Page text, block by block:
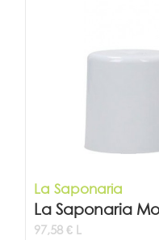
La Saponaria
La Saponaria
97,58 € L